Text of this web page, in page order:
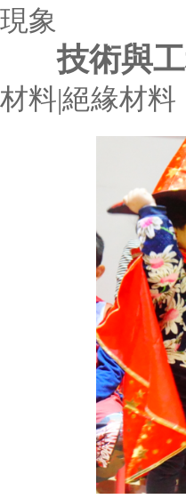
現象
技術與
材料|絕緣材料